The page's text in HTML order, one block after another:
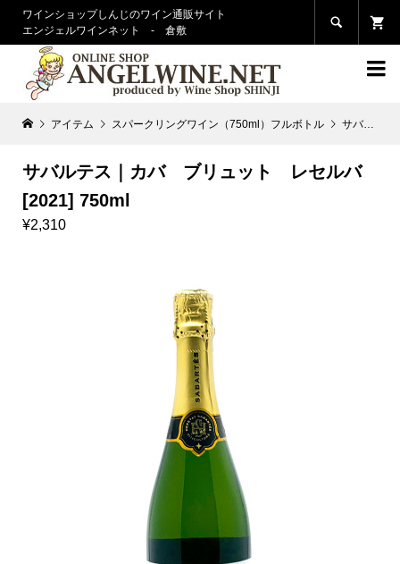
ワインショップしんじのワイン通販サイト
エンジェルワインネット - 倉敷


アイテム スパークリングワイン（750ml）フルボトル サバルテス｜カバ ブリュット レセルバ [2021] 750ml
サバルテス｜カバ ブリュット レセルバ
[2021] 750ml
¥2,310